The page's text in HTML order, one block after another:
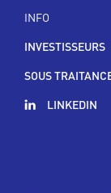
INFO
INVESTISSEURS
SOUS
LINKEDIN